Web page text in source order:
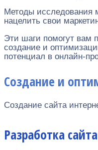
Методы исследования
нацелить свои
Эти шаги помогут вам
создание и
потенциал в онлайн-
Создание и
Создание сайта
Разработка